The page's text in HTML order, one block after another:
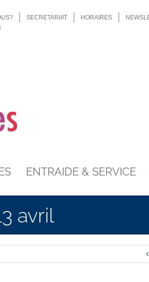
SECRETARIAT HORAIRES
ENTRAIDE & SERVICE
avril